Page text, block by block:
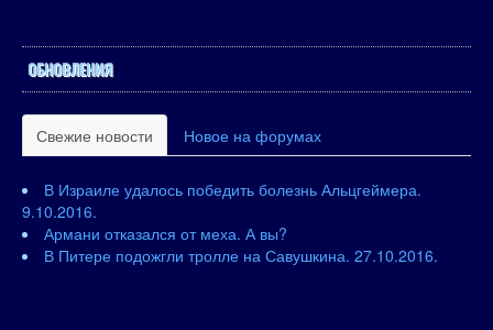
ОБНОВЛЕНИЯ
Свежие новости Новое на форумах
В Израиле удалось победить болезнь Альцгеймера.
9.10.2016.
Армани отказался от меха. А вы?
В Питере подожгли тролле на Савушкина. 27.10.2016.